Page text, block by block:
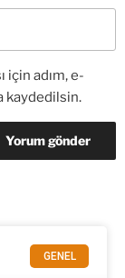
için adım, e-
kaydedilsin.
GENEL